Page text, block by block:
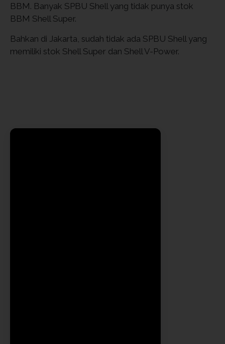
BBM. Banyak SPBU Shell yang tidak punya stok
BBM Shell Super.
Bahkan di Jakarta, sudah tidak ada SPBU Shell yang
memiliki stok Shell Super dan Shell V-Power.